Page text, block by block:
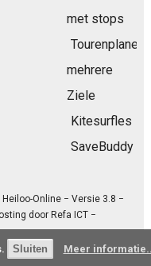
met stops
Tourenplaner
mehrere
Ziele
Kitesurfles
SaveBuddy
Online − Versie 3.8 −
door Refa ICT −
Meer